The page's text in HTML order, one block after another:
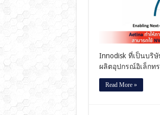
Innodisk ที่เป็นบริ
ผลิตอุปกรณ์อิเล็กท
Read More »